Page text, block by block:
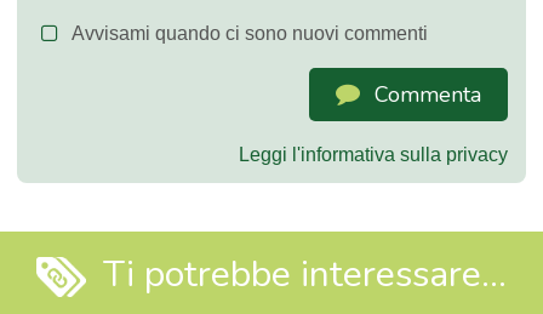
Avvisami quando ci sono nuovi commenti
Commenta
Leggi l'informativa sulla privacy
Ti potrebbe interessare...